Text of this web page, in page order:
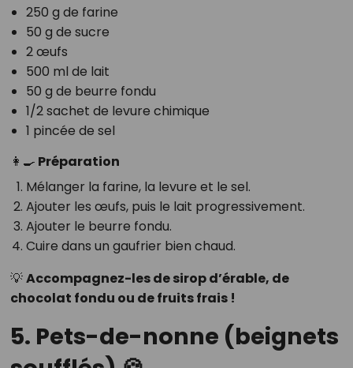
250 g de farine
50 g de sucre
2 œufs
500 ml de lait
50 g de beurre fondu
1/2 sachet de levure chimique
1 pincée de sel
👩‍🍳 Préparation
Mélanger la farine, la levure et le sel.
Ajouter les œufs, puis le lait progressivement.
Ajouter le beurre fondu.
Cuire dans un gaufrier bien chaud.
💡Accompagnez-les de sirop d’érable, de
chocolat fondu ou de fruits frais !
5. Pets-de-nonne (beignets